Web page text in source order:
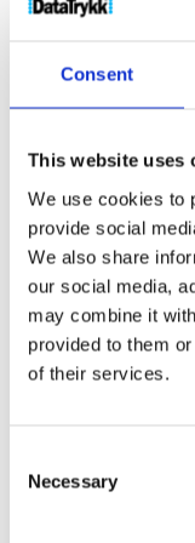
Consent
This website uses
We use cookies to
provide social
We also share
our social media,
may combine it
provided to them
of their services.
Selection
Necessary
Balfour T-